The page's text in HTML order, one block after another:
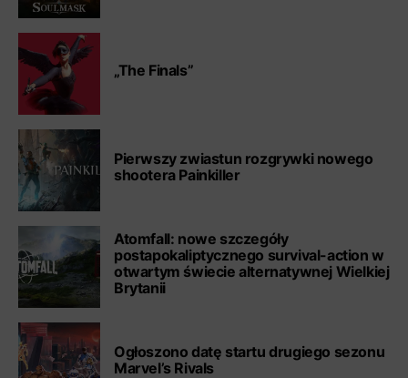
„The Finals”
Pierwszy zwiastun rozgrywki nowego
shootera Painkiller
Atomfall: nowe szczegóły
postapokaliptycznego survival-action w
otwartym świecie alternatywnej Wielkiej
Brytanii
Ogłoszono datę startu drugiego sezonu
Marvel’s Rivals